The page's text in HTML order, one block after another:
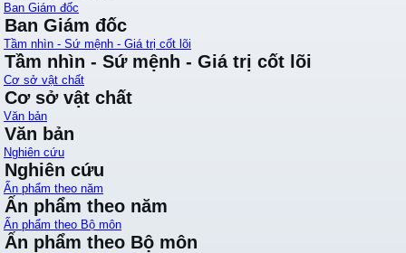
Ban Giám đốc
Ban Giám đốc
Tầm nhìn - Sứ mệnh - Giá trị cốt lõi
Tầm nhìn - Sứ mệnh - Giá trị cốt lõi
Cơ sở vật chất
Cơ sở vật chất
Văn bản
Văn bản
Nghiên cứu
Nghiên cứu
Ấn phẩm theo năm
Ấn phẩm theo năm
Ấn phẩm theo Bộ môn
Ấn phẩm theo Bộ môn